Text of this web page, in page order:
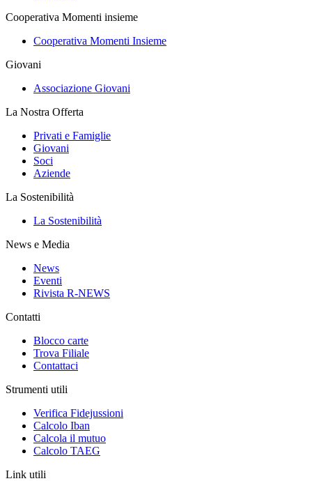
Cooperativa Momenti insieme
Cooperativa Momenti Insieme
Giovani
Associazione Giovani
La Nostra Offerta
Privati e Famiglie
Giovani
Soci
Aziende
La Sostenibilità
La Sostenibilità
News e Media
News
Eventi
Rivista R-NEWS
Contatti
Blocco carte
Trova Filiale
Contattaci
Strumenti utili
Verifica Fidejussioni
Calcolo Iban
Calcola il mutuo
Calcolo TAEG
Link utili